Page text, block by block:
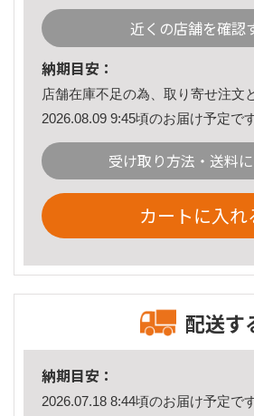
近くの店舗を確認
納期目安：
店舗在庫不足の為、取り寄せ注文
2026.08.09 9:45頃のお届け予定です
受け取り方法・送料
カートに入れ
配送す
納期目安：
2026.07.18 8:44頃のお届け予定です